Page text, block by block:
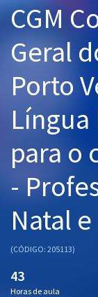
Cursos 20% OFF
Pós
Graduação
OAB
Questões grátis
CGM
Geral
Porto
para o
-
Natal
(CÓDIGO: 205113)
43
Horas de aula